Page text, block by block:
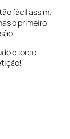
fácil assim.
o primeiro
e torce